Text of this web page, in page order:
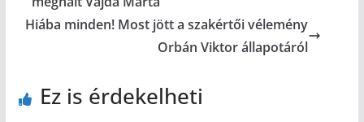
Hiába minden! Most jött a szakértői vélemény
Orbán Viktor állapotáról
Ez is érdekelheti